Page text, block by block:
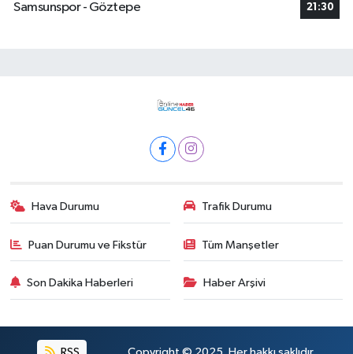
Samsunspor - Göztepe
21:30
Hava Durumu Trafik Durumu
Puan Durumu ve Fikstür Tüm Manşetler
Son Dakika Haberleri Haber Arşivi